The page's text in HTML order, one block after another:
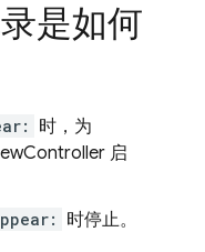
是如何
时，为
启
时停止。